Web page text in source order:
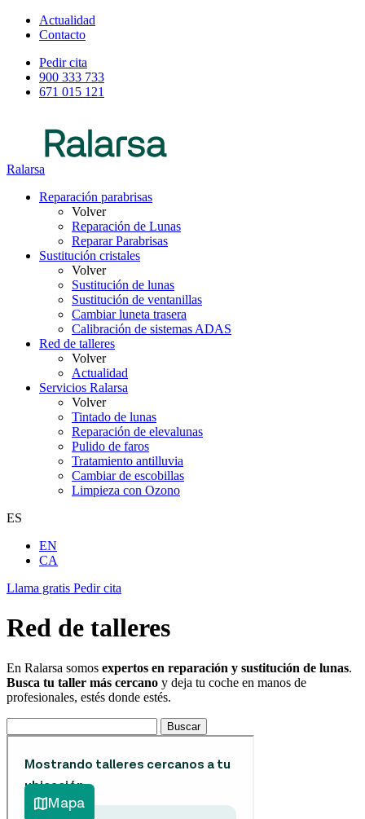
Actualidad
Contacto
Pedir cita
900 333 733
671 015 121
Ralarsa
Reparación parabrisas
Volver
Reparación de Lunas
Reparar Parabrisas
Sustitución cristales
Volver
Sustitución de lunas
Sustitución de ventanillas
Cambiar luneta trasera
Calibración de sistemas ADAS
Red de talleres
Volver
Actualidad
Servicios Ralarsa
Volver
Tintado de lunas
Reparación de elevalunas
Pulido de faros
Tratamiento antilluvia
Cambiar de escobillas
Limpieza con Ozono
ES
EN
CA
Llama gratis Pedir cita
Red de talleres
En Ralarsa somos expertos en reparación y sustitución de lunas.
Busca tu taller más cercano y deja tu coche en manos de
profesionales, estés donde estés.
Buscar